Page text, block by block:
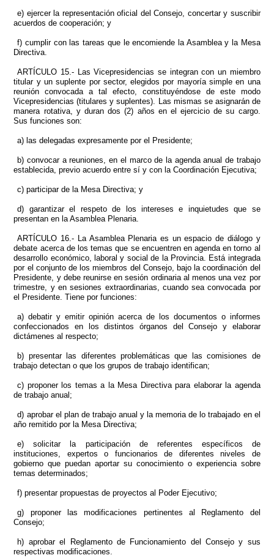
e) ejercer la representación oficial del Consejo, concertar y suscribir
acuerdos de cooperación; y
f) cumplir con las tareas que le encomiende la Asamblea y la Mesa
Directiva.
ARTÍCULO 15.- Las Vicepresidencias se integran con un miembro
titular y un suplente por sector, elegidos por mayoría simple en una
reunión convocada a tal efecto, constituyéndose de este modo
Vicepresidencias (titulares y suplentes). Las mismas se asignarán de
manera rotativa, y duran dos (2) años en el ejercicio de su cargo.
Sus funciones son:
a) las delegadas expresamente por el Presidente;
b) convocar a reuniones, en el marco de la agenda anual de trabajo
establecida, previo acuerdo entre sí y con la Coordinación Ejecutiva;
c) participar de la Mesa Directiva; y
d) garantizar el respeto de los intereses e inquietudes que se
presentan en la Asamblea Plenaria.
ARTÍCULO 16.- La Asamblea Plenaria es un espacio de diálogo y
debate acerca de los temas que se encuentren en agenda en torno al
desarrollo económico, laboral y social de la Provincia. Está integrada
por el conjunto de los miembros del Consejo, bajo la coordinación del
Presidente, y debe reunirse en sesión ordinaria al menos una vez por
trimestre, y en sesiones extraordinarias, cuando sea convocada por
el Presidente. Tiene por funciones:
a) debatir y emitir opinión acerca de los documentos o informes
confeccionados en los distintos órganos del Consejo y elaborar
dictámenes al respecto;
b) presentar las diferentes problemáticas que las comisiones de
trabajo detectan o que los grupos de trabajo identifican;
c) proponer los temas a la Mesa Directiva para elaborar la agenda
de trabajo anual;
d) aprobar el plan de trabajo anual y la memoria de lo trabajado en el
año remitido por la Mesa Directiva;
e) solicitar la participación de referentes específicos de
instituciones, expertos o funcionarios de diferentes niveles de
gobierno que puedan aportar su conocimiento o experiencia sobre
temas determinados;
f) presentar propuestas de proyectos al Poder Ejecutivo;
g) proponer las modificaciones pertinentes al Reglamento del
Consejo;
h) aprobar el Reglamento de Funcionamiento del Consejo y sus
respectivas modificaciones.